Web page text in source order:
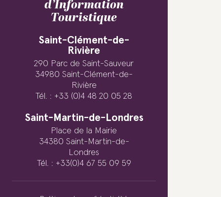
d’Information
Touristique
Saint-Clément-de-
Rivière
290 Parc de Saint-Sauveur
34980 Saint-Clément-de-
Rivière
Tél. : +33 (0)4 48 20 05 28
Saint-Martin-de-Londres
Place de la Mairie
34380 Saint-Martin-de-
Londres
Tél. : +33(0)4 67 55 09 59